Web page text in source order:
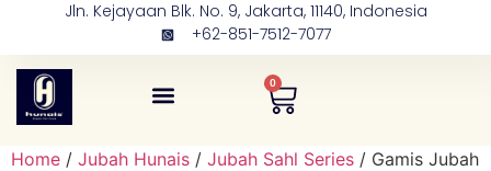
Jln. Kejayaan Blk. No. 9, Jakarta, 11140, Indonesia
+62-851-7512-7077
0
Home / Jubah Hunais / Jubah Sahl Series / Gamis Jubah